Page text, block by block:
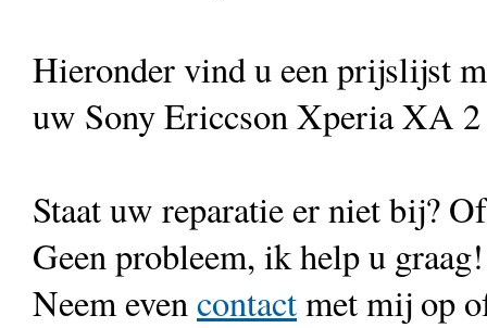
Hieronder vind u een prijslijst
uw Sony Ericcson Xperia XA
Staat uw reparatie er niet bij?
Geen probleem, ik help u graag!
Neem evencontactmet mij op